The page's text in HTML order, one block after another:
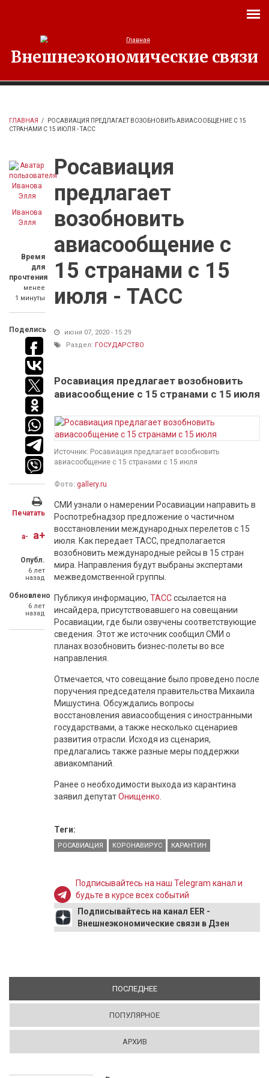
Внешнеэкономические связи
ГЛАВНАЯ /
РОСАВИАЦИЯ ПРЕДЛАГАЕТ ВОЗОБНОВИТЬ АВИАСООБЩЕНИЕ С 15
СТРАНАМИ С 15 ИЮЛЯ - ТАСС
Иванова
Элля
Время
для
прочтения
менее
1 минуты
Поделись
Печатать
a- a+
Опубл.
6 лет
назад
Обновлено
6 лет
назад
Росавиация
предлагает
возобновить
авиасообщение с
15 странами с 15
июля - ТАСС
июня 07, 2020 - 15:29
Раздел: ГОСУДАРСТВО
Росавиация предлагает возобновить
авиасообщение с 15 странами с 15 июля
Источник: Росавиация предлагает возобновить
авиасообщение с 15 странами с 15 июля
Фото: gallery.ru
СМИ узнали о намерении Росавиации направить в
Роспотребнадзор предложение о частичном
восстановлении международных перелетов с 15
июля. Как передает ТАСС, предполагается
возобновить международные рейсы в 15 стран
мира. Направления будут выбраны экспертами
межведомственной группы.
Публикуя информацию, ТАССссылается на
инсайдера, присутствовавшего на совещании
Росавиации, где были озвучены соответствующие
сведения. Этот же источник сообщил СМИ о
планах возобновить бизнес-полеты во все
направления.
Отмечается, что совещание было проведено после
поручения председателя правительства Михаила
Мишустина. Обсуждались вопросы
восстановления авиасообщения с иностранными
государствами, а также несколько сценариев
развития отрасли. Исходя из сценария,
предлагались также разные меры поддержки
авиакомпаний.
Ранее о необходимости выхода из карантина
заявил депутатОнищенко
Теги:
РОСАВИАЦИЯ КОРОНАВИРУС КАРАНТИН
Подписывайтесь на наш Telegram канал и
будьте в курсе всех событий
Подписывайтесь на канал EER -
Внешнеэкономические связи в Дзен
ПОСЛЕДНЕЕ(АКТИВНАЯ ВКЛАДКА)
ПОПУЛЯРНОЕ
АРХИВ